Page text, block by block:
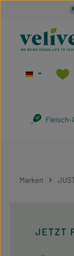
Hauptinhalt springen
Zur Suche springen
Zur
Fleisch-
Marken